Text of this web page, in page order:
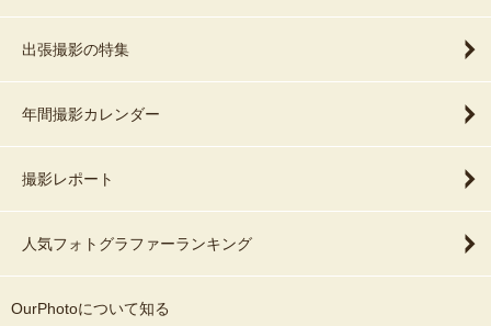
出張撮影の特集
年間撮影カレンダー
撮影レポート
人気フォトグラファーランキング
OurPhotoについて知る